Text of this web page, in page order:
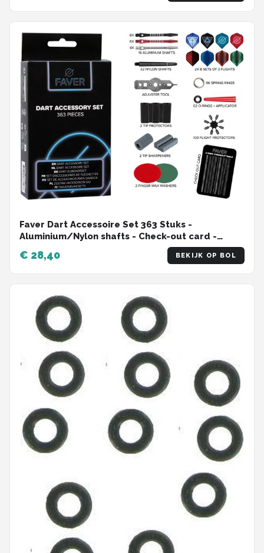
Faver Dart Accessoire Set 363 Stuks -
Aluminium/Nylon shafts - Check-out card -
€ 28,40 BEKIJK OP BOL